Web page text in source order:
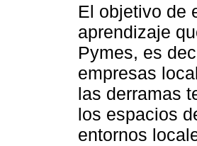
El objetivo de
aprendizaje
Pymes, es
empresas
las derramas
los espacios
entornos